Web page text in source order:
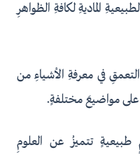
الماديةِ لكافةِ الظواهرِ
في معرفةِ الأشياءِ من
على مواضيعَ مختلفةٍ.
طبيعيةٍ تتميزُ عن العلومِ